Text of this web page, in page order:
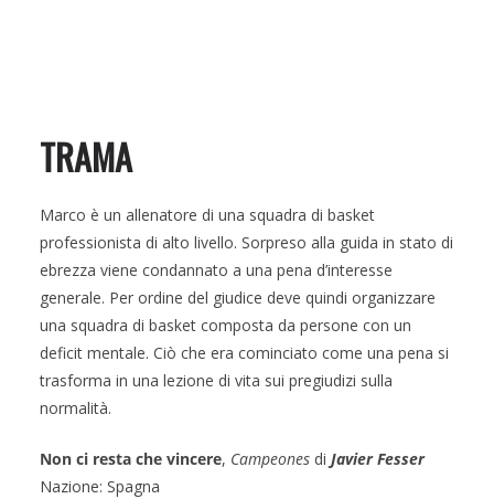
TRAMA
Marco è un allenatore di una squadra di basket
professionista di alto livello. Sorpreso alla guida in stato di
ebrezza viene condannato a una pena d’interesse
generale. Per ordine del giudice deve quindi organizzare
una squadra di basket composta da persone con un
deficit mentale. Ciò che era cominciato come una pena si
trasforma in una lezione di vita sui pregiudizi sulla
normalità.
Non ci resta che vincere, Campeones di Javier Fesser
Nazione: Spagna